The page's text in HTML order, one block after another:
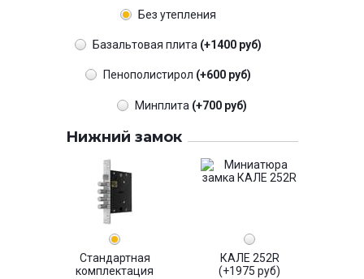
Без утепления
Базальтовая плита (+1400 руб)
Пенополистирол (+600 руб)
Минплита (+700 руб)
Нижний замок
Стандартная
комплектация
КАЛЕ 252R
(+1975 руб)